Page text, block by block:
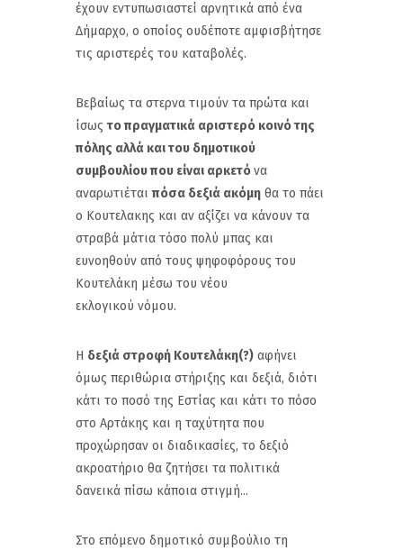
έχουν εντυπωσιαστεί αρνητικά από ένα
Δήμαρχο, ο οποίος ουδέποτε αμφισβήτησε
τις αριστερές του καταβολές.
Βεβαίως τα στερνα τιμούν τα πρώτα και
ίσωςτο πραγματικά αριστερό κοινό της
πόλης αλλά και του δημοτικού
συμβουλίου που είναι αρκετόνα
αναρωτιέταιπόσα δεξιά ακόμη θα το πάει
ο Κουτελακης και αν αξίζει να κάνουν τα
στραβά μάτια τόσο πολύ μπας και
ευνοηθούν από τους ψηφοφόρους του
Κουτελάκη μέσω του νέου
εκλογικού νόμου.
Η δεξιά στροφή Κουτελάκη(?) αφήνει
όμως περιθώρια στήριξης και δεξιά, διότι
κάτι το ποσό της Εστίας και κάτι το πόσο
στο Αρτάκης και η ταχύτητα που
προχώρησαν οι διαδικασίες, το δεξιό
ακροατήριο θα ζητήσει τα πολιτικά
δανεικά πίσω κάποια στιγμή...
Στο επόμενο δημοτικό συμβούλιο τη